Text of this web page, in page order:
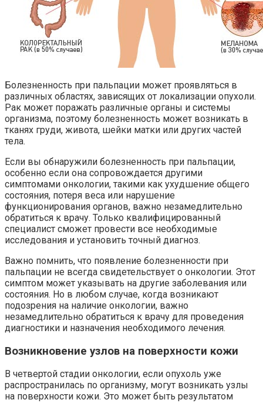
Болезненность при пальпации может проявляться в
различных областях, зависящих от локализации опухоли.
Рак может поражать различные органы и системы
организма, поэтому болезненность может возникать в
тканях груди, живота, шейки матки или других частей
тела.
Если вы обнаружили болезненность при пальпации,
особенно если она сопровождается другими
симптомами онкологии, такими как ухудшение общего
состояния, потеря веса или нарушение
функционирования органов, важно незамедлительно
обратиться к врачу. Только квалифицированный
специалист сможет провести все необходимые
исследования и установить точный диагноз.
Важно помнить, что появление болезненности при
пальпации не всегда свидетельствует о онкологии. Этот
симптом может указывать на другие заболевания или
состояния. Но в любом случае, когда возникают
подозрения на наличие онкологии, важно
незамедлительно обратиться к врачу для проведения
диагностики и назначения необходимого лечения.
Возникновение узлов на поверхности кожи
В четвертой стадии онкологии, если опухоль уже
распространилась по организму, могут возникать узлы
на поверхности кожи. Это может быть результатом